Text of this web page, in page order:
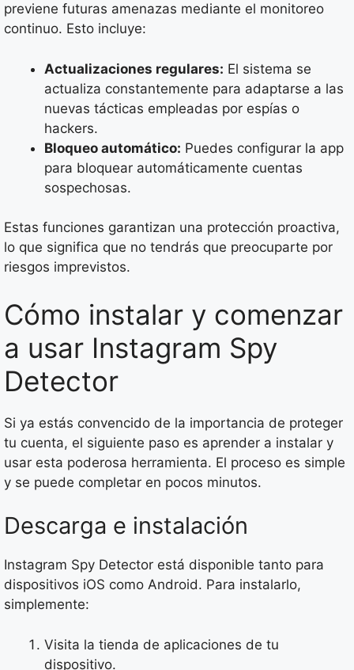
previene futuras amenazas mediante el monitoreo
continuo. Esto incluye:
Actualizaciones regulares: El sistema se
actualiza constantemente para adaptarse a las
nuevas tácticas empleadas por espías o
hackers.
Bloqueo automático: Puedes configurar la app
para bloquear automáticamente cuentas
sospechosas.
Estas funciones garantizan una protección proactiva,
lo que significa que no tendrás que preocuparte por
riesgos imprevistos.
Cómo instalar y comenzar
a usar Instagram Spy
Detector
Si ya estás convencido de la importancia de proteger
tu cuenta, el siguiente paso es aprender a instalar y
usar esta poderosa herramienta. El proceso es simple
y se puede completar en pocos minutos.
Descarga e instalación
Instagram Spy Detector está disponible tanto para
dispositivos iOS como Android. Para instalarlo,
simplemente:
Visita la tienda de aplicaciones de tu
dispositivo.